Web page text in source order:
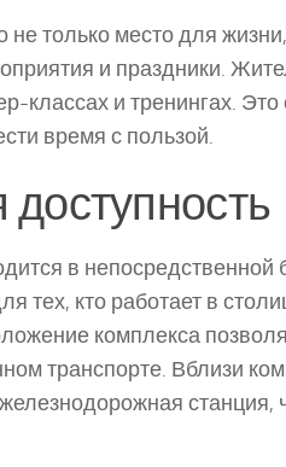
только место для
и праздники.
классах и тренингах.
время с пользой.
в непосредственной
тех, кто работает в
комплекса
транспорте. Вблизи
станция,